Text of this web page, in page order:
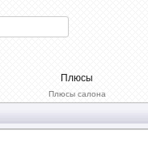
Плюсы
Плюсы салона